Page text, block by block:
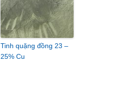
Tinh quặng đồng 23 –
25% Cu